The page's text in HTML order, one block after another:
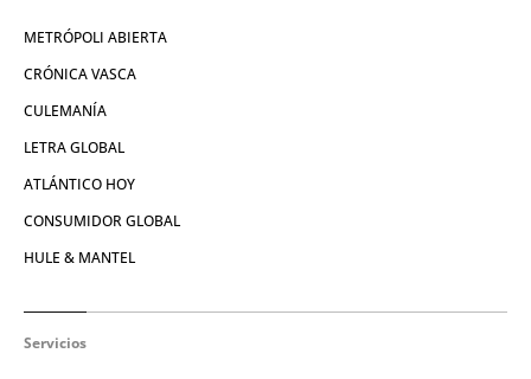
METRÓPOLI ABIERTA
CRÓNICA VASCA
CULEMANÍA
LETRA GLOBAL
ATLÁNTICO HOY
CONSUMIDOR GLOBAL
HULE & MANTEL
Servicios